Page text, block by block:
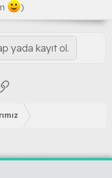
)
yada kayıt ol.